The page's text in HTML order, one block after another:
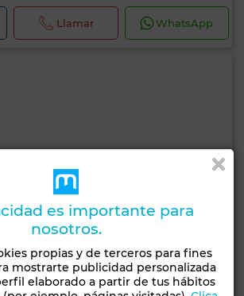
Llamar WhatsApp
es importante para
nosotros.
propias y de terceros para fines
mostrarte publicidad personalizada
elaborado a partir de tus hábitos